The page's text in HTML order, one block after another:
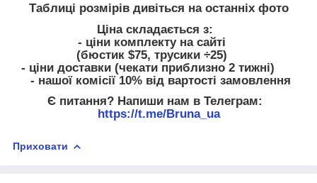
Таблиці розмірів дивіться на останніх фото
Ціна складається з:
- ціни комплекту на сайті
(бюстик $75, трусики ÷25)
- ціни доставки (чекати приблизно 2 тижні)
- нашої комісії 10% від вартості замовлення
Є питання? Напиши нам в Телеграм:
https://t.me/Bruna_ua
Приховати